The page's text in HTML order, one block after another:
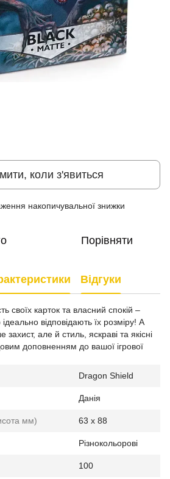
коли з'явиться
накопичувальної знижки
Порівняти
Відгуки
своїх карток та власний спокій –
відповідають їх розміру! А
але й стиль, яскраві та якісні
доповненням до вашої ігрової
Dragon Shield
Данія
мм) 63 x 88
Різнокольорові
100